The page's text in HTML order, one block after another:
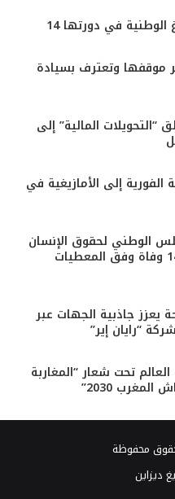
الوطنية في دورتها 14
موقفها وتعترف بسيادة
“التحويلات المالية” إلى
إلى الأمازيغية في
الوطني لحقوق الإنسان
يكشف خلاصاته الأولية ويرصد 14 وفاة وفق المعطيات
يعزز جاذبية الجهات عبر
“رايان إير”
تحت شعار “المغاربة
2030”
ديزاين